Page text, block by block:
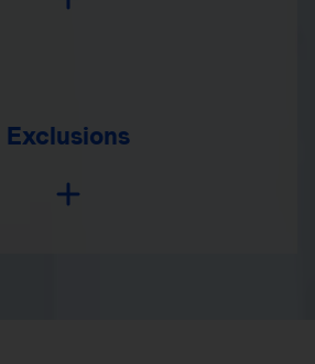
Exclusions